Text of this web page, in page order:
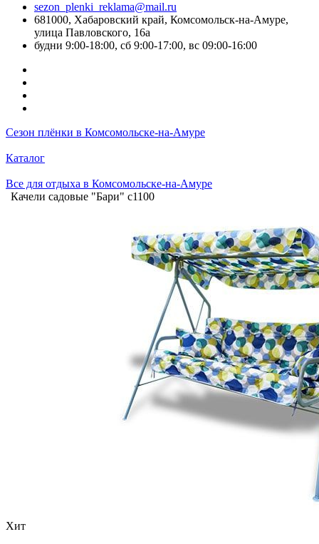
sezon_plenki_reklama@mail.ru
681000, Хабаровский край, Комсомольск-на-Амуре,
улица Павловского, 16а
будни 9:00-18:00, сб 9:00-17:00, вс 09:00-16:00
Сезон плёнки в Комсомольске-на-Амуре
Каталог
Все для отдыха в Комсомольске-на-Амуре
Качели садовые "Бари" с1100
Хит